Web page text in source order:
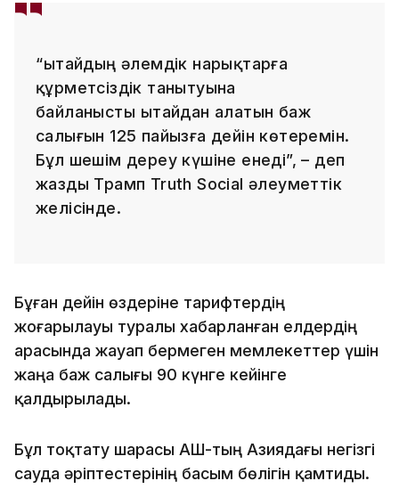
“Қытайдың әлемдік нарықтарға
құрметсіздік танытуына
байланысты Қытайдан алатын баж
салығын 125 пайызға дейін көтеремін.
Бұл шешім дереу күшіне енеді”, – деп
жазды Трамп Truth Social әлеуметтік
желісінде.
Бұған дейін өздеріне тарифтердің
жоғарылауы туралы хабарланған елдердің
арасында жауап бермеген мемлекеттер үшін
жаңа баж салығы 90 күнге кейінге
қалдырылады.
Бұл тоқтату шарасы АҚШ-тың Азиядағы негізгі
сауда әріптестерінің басым бөлігін қамтиды.